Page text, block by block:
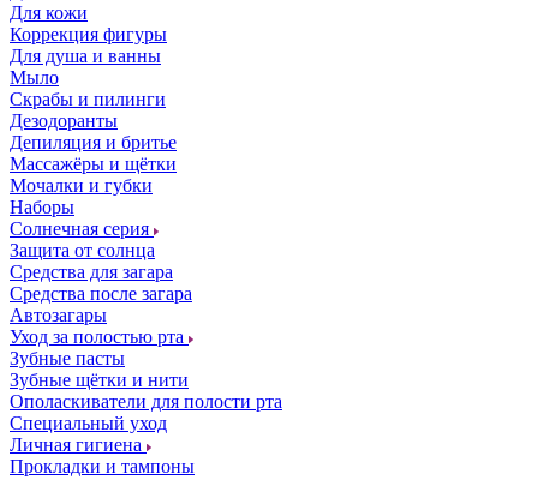
Для кожи
Коррекция фигуры
Для душа и ванны
Мыло
Скрабы и пилинги
Дезодоранты
Депиляция и бритье
Массажёры и щётки
Мочалки и губки
Наборы
Солнечная серия
Защита от солнца
Средства для загара
Средства после загара
Автозагары
Уход за полостью рта
Зубные пасты
Зубные щётки и нити
Ополаскиватели для полости рта
Специальный уход
Личная гигиена
Прокладки и тампоны